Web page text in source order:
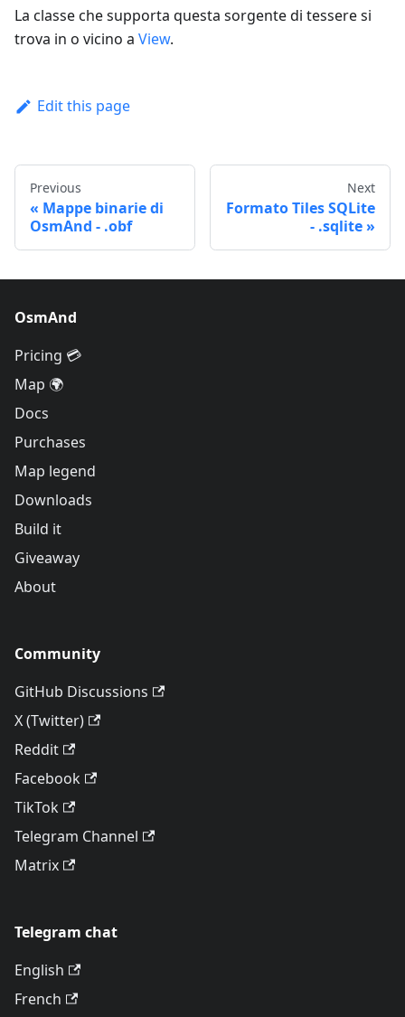
La classe che supporta questa sorgente di tessere si
trova in o vicino a View.
Edit this page
Previous
Mappe binarie di
OsmAnd - .obf
Next
Formato Tiles SQLite
- .sqlite
OsmAnd
Pricing 💳
Map 🌍
Docs
Purchases
Map legend
Downloads
Build it
Giveaway
About
Community
GitHub Discussions
X (Twitter)
Reddit
Facebook
TikTok
Telegram Channel
Matrix
Telegram chat
English
French